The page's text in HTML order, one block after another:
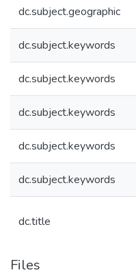
dc.subject.geographic
dc.subject.keywords
dc.subject.keywords
dc.subject.keywords
dc.subject.keywords
dc.subject.keywords
dc.title
Files